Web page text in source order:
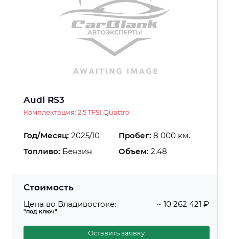
Audi RS3
Комплектация: 2.5 TFSI Quattro
Год/Месяц: 2025/10 Пробег: 8 000 км.
Топливо: Бензин Объем: 2.48
Стоимость
Цена во Владивостоке:
"под ключ"
~ 10 262 421 ₽
Оставить заявку